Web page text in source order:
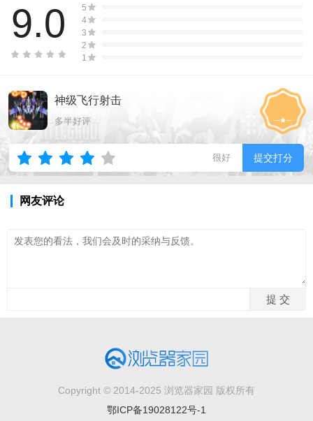
9.0
5
4
3
2
1
神级飞行射击
多半好评
很好 提交打分
网友评论
Copyright © 2014-2025 浏览器家园 版权所有
鄂ICP备19028122号-1